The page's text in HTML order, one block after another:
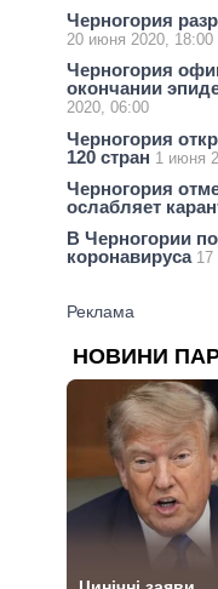
Черногория
20 июня 2020, 18:00
Черногория
окончании
2020, 06:00
Черногория
120 стран 1 июня
Черногория
ослабляет
В Черногории
коронавируса 17